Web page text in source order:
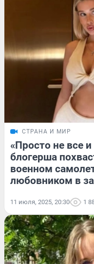
СТРАНА И МИР
«Просто не все
блогерша
военном
любовником в
11 июля, 2025, 20:30 1